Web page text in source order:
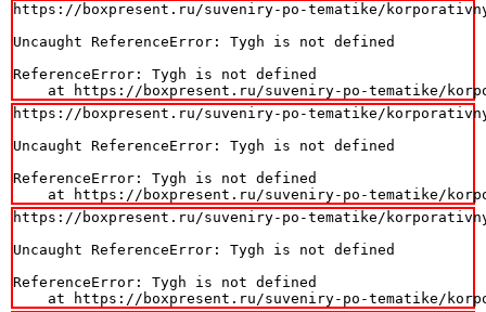
https://boxpresent.ru/suveniry-po-tematike/
Uncaught ReferenceError: Tygh is not defined
ReferenceError: Tygh is not defined
at https://boxpresent.ru/suveniry-po-tematike/
https://boxpresent.ru/suveniry-po-tematike/
Uncaught ReferenceError: Tygh is not defined
ReferenceError: Tygh is not defined
at https://boxpresent.ru/suveniry-po-tematike/
https://boxpresent.ru/suveniry-po-tematike/
Uncaught ReferenceError: Tygh is not defined
ReferenceError: Tygh is not defined
at https://boxpresent.ru/suveniry-po-tematike/